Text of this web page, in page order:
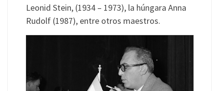
Leonid Stein, (1934 – 1973), la húngara Anna
Rudolf (1987), entre otros maestros.